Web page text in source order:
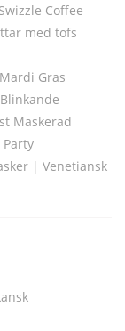
Swizzle Coffee
med tofs
Mardi Gras
Maskerad
Party
| Venetiansk